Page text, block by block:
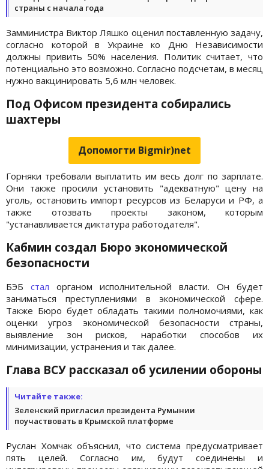
страны с начала года
Замминистра Виктор Ляшко оценил поставленную задачу,
согласно которой в Украине ко Дню Независимости
должны привить 50% населения. Политик считает, что
потенциально это возможно. Согласно подсчетам, в месяц
нужно вакцинировать 5,6 млн человек.
Под Офисом президента собирались
шахтеры
Допомогти Bigmir)net
Горняки требовали выплатить им весь долг по зарплате.
Они также просили установить "адекватную" цену на
уголь, остановить импорт ресурсов из Беларуси и РФ, а
также отозвать проекты законом, которым
"устанавливается диктатура работодателя".
Кабмин создал Бюро экономической
безопасности
БЭБ стал органом исполнительной власти. Он будет
заниматься преступлениями в экономической сфере.
Также Бюро будет обладать такими полномочиями, как
оценки угроз экономической безопасности страны,
выявление зон рисков, наработки способов их
минимизации, устранения и так далее.
Глава ВСУ рассказал об усилении обороны
Читайте также:
Зеленский пригласил президента Румынии
поучаствовать в Крымской платформе
Руслан Хомчак объяснил, что система предусматривает
пять целей. Согласно им, будут соединены и